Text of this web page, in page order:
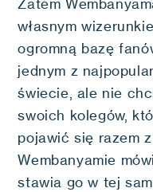
Zatem
własnym
ogromną bazę
jednym z
świecie, ale nie
swoich kolegów,
pojawić się razem
Wembanyamie
stawia go w tej